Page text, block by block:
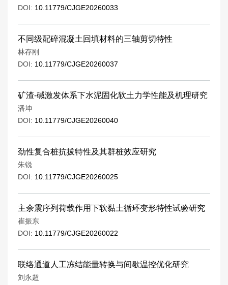
DOI: 10.11779/CJGE20260033
不同级配碎混凝土回填材料的三轴剪切特性
林存刚
DOI: 10.11779/CJGE20260037
矿渣-碱激发体系下水泥固化软土力学性能及机理研究
潘坤
DOI: 10.11779/CJGE20260040
劲性复合桩抗拔特性及其群桩效应研究
朱锐
DOI: 10.11779/CJGE20260025
主余震序列荷载作用下软黏土循环变形特性试验研究
崔振东
DOI: 10.11779/CJGE20260022
联络通道人工冻结能量转换与间歇温控优化研究
刘永超